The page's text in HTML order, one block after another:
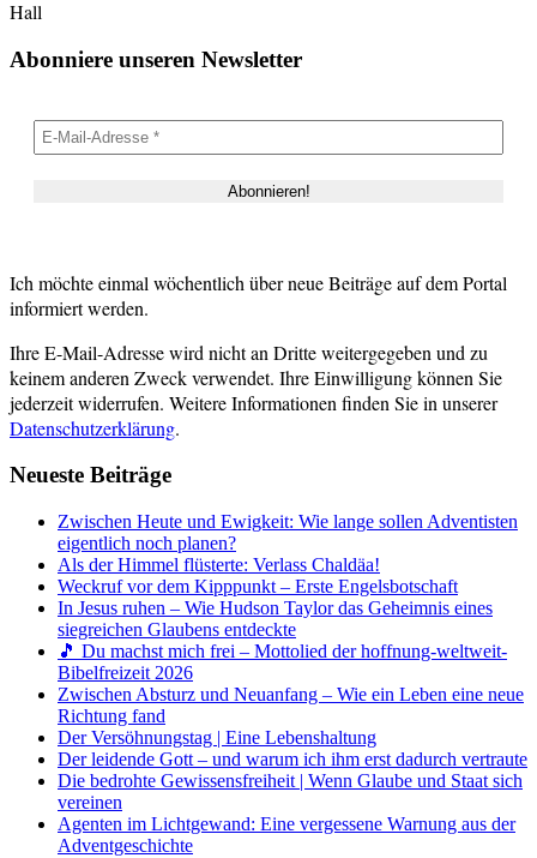
Hall
Abonniere unseren Newsletter
Ich möchte einmal wöchentlich über neue Beiträge auf dem Portal
informiert werden.
Ihre E-Mail-Adresse wird nicht an Dritte weitergegeben und zu
keinem anderen Zweck verwendet. Ihre Einwilligung können Sie
jederzeit widerrufen. Weitere Informationen finden Sie in unserer
Datenschutzerklärung.
Neueste Beiträge
Zwischen Heute und Ewigkeit: Wie lange sollen Adventisten
eigentlich noch planen?
Als der Himmel flüsterte: Verlass Chaldäa!
Weckruf vor dem Kipppunkt – Erste Engelsbotschaft
In Jesus ruhen – Wie Hudson Taylor das Geheimnis eines
siegreichen Glaubens entdeckte
🎵 Du machst mich frei – Mottolied der hoffnung-weltweit-
Bibelfreizeit 2026
Zwischen Absturz und Neuanfang – Wie ein Leben eine neue
Richtung fand
Der Versöhnungstag | Eine Lebenshaltung
Der leidende Gott – und warum ich ihm erst dadurch vertraute
Die bedrohte Gewissensfreiheit | Wenn Glaube und Staat sich
vereinen
Agenten im Lichtgewand: Eine vergessene Warnung aus der
Adventgeschichte